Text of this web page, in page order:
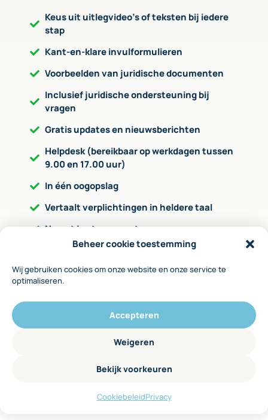
Beheer cookie toestemming
Wij gebruiken cookies om onze website en onze service te
optimaliseren.
Accepteren
Weigeren
Bekijk voorkeuren
CookiebeleidPrivacy
Keus uit uitlegvideo’s of teksten bij iedere
stap
Kant-en-klare invulformulieren
Voorbeelden van juridische documenten
Inclusief juridische ondersteuning bij
vragen
Gratis updates en nieuwsberichten
Helpdesk (bereikbaar op werkdagen tussen
9.00 en 17.00 uur)
In één oogopslag
Vertaalt verplichtingen in heldere taal
Neemt je stap voor stap mee
Geeft aan op welke wijze je de verplichting
kunt invullen
Via invulformulieren leg je zaken vast
Met behulp van het WBTR-stappenplan kost het 3
tot 4 uur binnen één of twee